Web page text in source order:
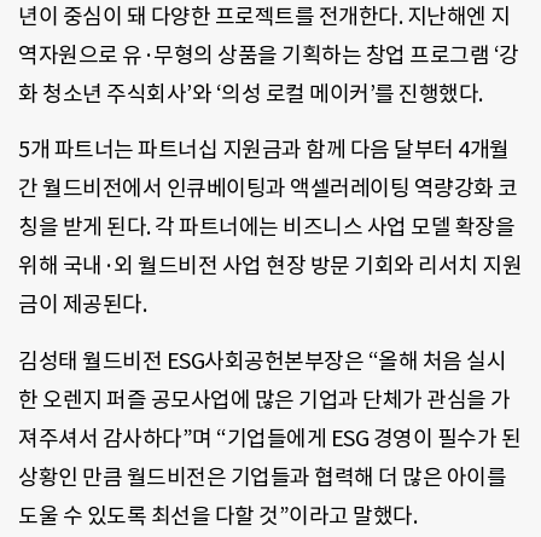
년이 중심이 돼 다양한 프로젝트를 전개한다. 지난해엔 지
역자원으로 유·무형의 상품을 기획하는 창업 프로그램 ‘강
화 청소년 주식회사’와 ‘의성 로컬 메이커’를 진행했다.
5개 파트너는 파트너십 지원금과 함께 다음 달부터 4개월
간 월드비전에서 인큐베이팅과 액셀러레이팅 역량강화 코
칭을 받게 된다. 각 파트너에는 비즈니스 사업 모델 확장을
위해 국내·외 월드비전 사업 현장 방문 기회와 리서치 지원
금이 제공된다.
김성태 월드비전 ESG사회공헌본부장은 “올해 처음 실시
한 오렌지 퍼즐 공모사업에 많은 기업과 단체가 관심을 가
져주셔서 감사하다”며 “기업들에게 ESG 경영이 필수가 된
상황인 만큼 월드비전은 기업들과 협력해 더 많은 아이를
도울 수 있도록 최선을 다할 것”이라고 말했다.